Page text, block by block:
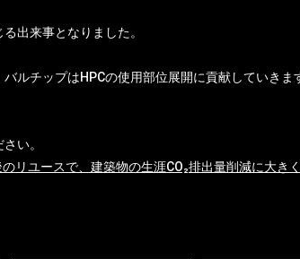
出来事となりました。
ルチップはHPCの使用部位展開に貢献していきま
い。
リユースで、建築物の生涯CO₂排出量削減に大き